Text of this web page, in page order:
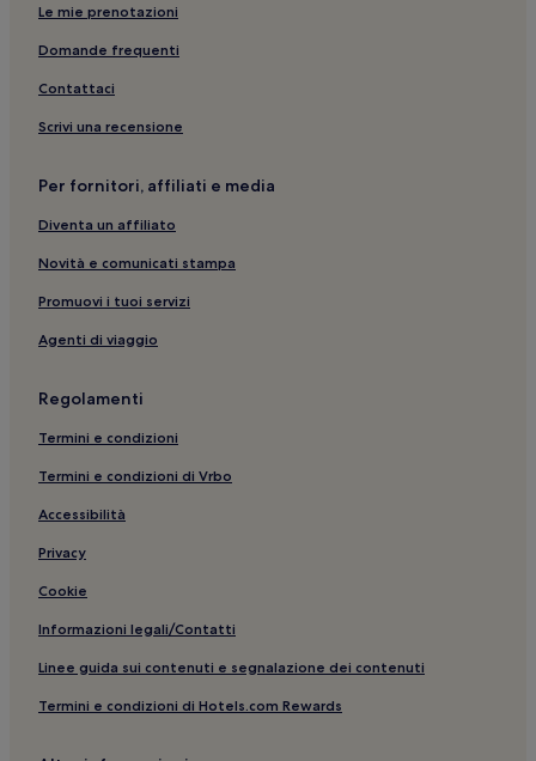
Comacchio: Hotel sulla spiaggia
Lido degli Estensi: Appartamenti
Stazione di Migliarino: hotel nelle vicinanze
Lido degli Estensi: Hotel con parcheggio
Goro: hotel
Lago Santo: hotel
Fiscaglia: hotel
Stazione di Massafiscaglia: hotel nelle vicinanze
Lidi Ferraresi: hotel a 3 stelle
Codigoro: hotel
Lidi Ferraresi: Appartamenti
Volania: hotel
Lido delle Nazioni: Hotel per famiglie
Stazione di Ostellato: hotel nelle vicinanze
Comacchio: Hotel con colazione gratuita
Lido di Pomposa: Appartamenti
Bosco de la Mesola: hotel nelle vicinanze
Lido degli Scacchi: Appartamenti
Le mie prenotazioni
Domande frequenti
Contattaci
Scrivi una recensione
Per fornitori, affiliati e media
Diventa un affiliato
Novità e comunicati stampa
Promuovi i tuoi servizi
Agenti di viaggio
Regolamenti
Termini e condizioni
Termini e condizioni di Vrbo
Accessibilità
Privacy
Cookie
Informazioni legali/Contatti
Linee guida sui contenuti e segnalazione dei contenuti
Termini e condizioni di Hotels.com Rewards